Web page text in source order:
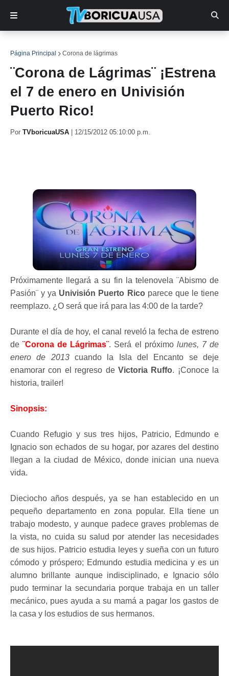
Página Principal Corona de lágrimas
¨Corona de Lágrimas¨ ¡Estrena
el 7 de enero en Univisión
Puerto Rico!
Por TVboricuaUSA 12/15/2012 05:10:00 p.m.
Próximamente llegará a su fin la telenovela ¨Abismo de
Pasión¨ y ya Univisión Puerto Ricoparece que le tiene
reemplazo. ¿O será que irá para las 4:00 de la tarde?
Durante el día de hoy, el canal reveló la fecha de estreno
de¨Corona de Lágrimas¨. Será el próximo lunes, 7 de
enero de 2013cuando la Isla del Encanto se deje
enamorar con el regreso de Victoria Ruffo. ¡Conoce la
historia, trailer!
Sinopsis:
Cuando Refugio y sus tres hijos, Patricio, Edmundo e
Ignacio son echados de su hogar, por azares del destino
llegan a la ciudad de México, donde inician una nueva
vida.
Dieciocho años después, ya se han establecido en un
pequeño departamento en zona popular. Ella tiene un
trabajo modesto, y aunque padece graves problemas de
la vista, no cuida su salud por atender las necesidades
de sus hijos. Patricio estudia leyes y sueña con un futuro
cómodo y próspero; Edmundo estudia medicina y es un
alumno brillante aunque indisciplinado, e Ignacio sólo
pudo terminar la secundaria porque trabaja en un taller
mecánico, pues ayuda a su mamá a pagar los gastos de
la casa y los estudios de sus hermanos.